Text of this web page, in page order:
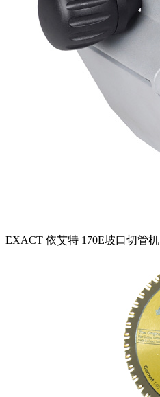
EXACT 依艾特 170E坡口切管机